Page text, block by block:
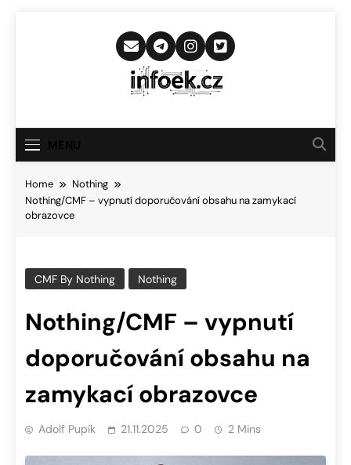
Infoek.cz
Novinkám
Home
Nothing
Nothing/CMF – vypnutí doporučování obsahu na zamykací
obrazovce
CMF By Nothing Nothing
Nothing/CMF – vypnutí
doporučování obsahu na
zamykací obrazovce
Adolf Pupík 21.11.2025 0 2 Mins